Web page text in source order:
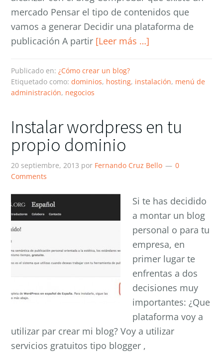
mercado Pensar el tipo de contenidos que
vamos a generar Decidir una plataforma de
publicación A partir [Leer más …]
Publicado en:¿Cómo crear un blog?
Etiquetado como:dominios, hosting, instalación, menú de
administración, negocios
Instalar wordpress en tu
propio dominio
20 septiembre, 2013 por Fernando Cruz Bello
0
Comments
Si te has decidido
a montar un blog
personal o para tu
empresa, en
primer lugar te
enfrentas a dos
decisiones muy
importantes: ¿Que
plataforma voy a
utilizar par crear mi blog? Voy a utilizar
servicios gratuitos tipo blogger ,